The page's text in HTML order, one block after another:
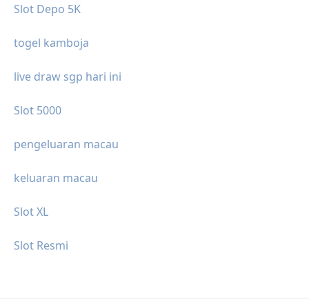
Slot Depo 5K
togel kamboja
live draw sgp hari ini
Slot 5000
pengeluaran macau
keluaran macau
Slot XL
Slot Resmi